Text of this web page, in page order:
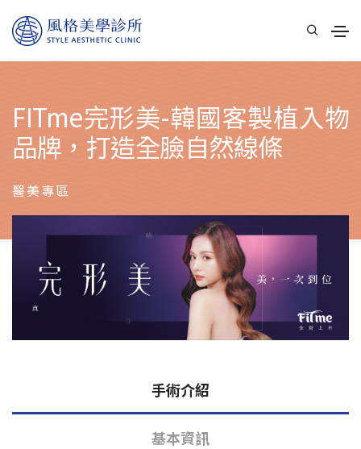
FITme完形美-韓國客製植入物
品牌，打造全臉自然線條
醫美專區
手術介紹
基本資訊